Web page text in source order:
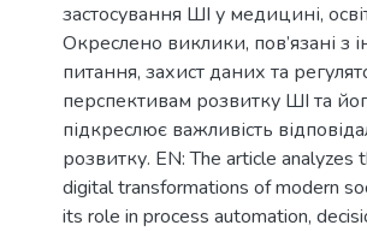
застосування ШІ у медицині,
Окреслено виклики, пов’язані з
питання, захист даних та
перспективам розвитку ШІ та
підкреслює важливість
розвитку. EN: The article
digital transformations of modern
its role in process automation,